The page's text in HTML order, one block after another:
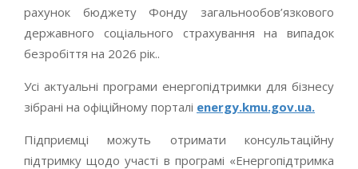
рахунок бюджету Фонду загальнообов’язкового
державного соціального страхування на випадок
безробіття на 2026 рік..
Усі актуальні програми енергопідтримки для бізнесу
зібрані на офіційному порталі energy.kmu.gov.ua.
Підприємці можуть отримати консультаційну
підтримку щодо участі в програмі «Енергопідтримка